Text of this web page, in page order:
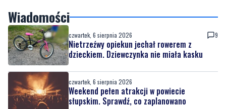
Wiadomości
czwartek, 6 sierpnia 2026 9
Nietrzeźwy opiekun jechał rowerem z
dzieckiem. Dziewczynka nie miała kasku
czwartek, 6 sierpnia 2026
Weekend pełen atrakcji w powiecie
słupskim. Sprawdź, co zaplanowano